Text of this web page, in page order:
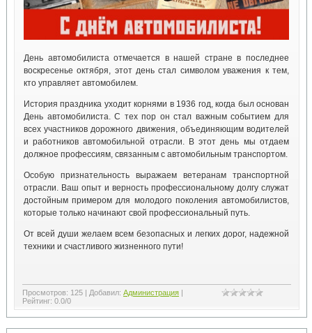
День автомобилиста отмечается в нашей стране в последнее
воскресенье октября, этот день стал символом уважения к тем,
кто управляет автомобилем.
⁣История праздника уходит корнями в 1936 год, когда был основан
День автомобилиста. С тех пор он стал важным событием для
всех участников дорожного движения, объединяющим водителей
и работников автомобильной отрасли. В этот день мы отдаем
должное профессиям, связанным с автомобильным транспортом.
⁣Особую признательность выражаем ветеранам транспортной
отрасли. Ваш опыт и верность профессиональному долгу служат
достойным примером для молодого поколения автомобилистов,
которые только начинают свой профессиональный путь.
⁣Oт всей души желаем всем безопасных и легких дорог, надежной
техники и счастливого жизненного пути!
Просмотров: 125| Добавил: Администрация |
Рейтинг: 0.0/0